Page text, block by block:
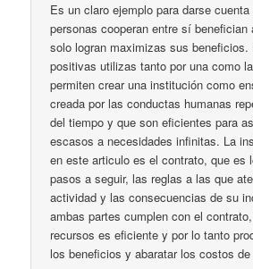
Es un claro ejemplo para darse
personas cooperan entre sí
solo logran maximizas sus beneficios.
positivas utilizas tanto por una como
permiten crear una institución como
creada por las conductas humanas
del tiempo y que son eficientes para
escasos a necesidades infinitas. La
en este articulo es el contrato, que es
pasos a seguir, las reglas a las que
actividad y las consecuencias de su
ambas partes cumplen con el
recursos es eficiente y por lo tanto
los beneficios y abaratar los costos